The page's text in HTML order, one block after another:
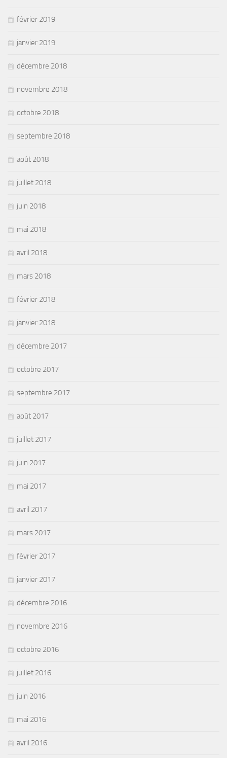
février 2019
janvier 2019
décembre 2018
novembre 2018
octobre 2018
septembre 2018
août 2018
juillet 2018
juin 2018
mai 2018
avril 2018
mars 2018
février 2018
janvier 2018
décembre 2017
octobre 2017
septembre 2017
août 2017
juillet 2017
juin 2017
mai 2017
avril 2017
mars 2017
février 2017
janvier 2017
décembre 2016
novembre 2016
octobre 2016
juillet 2016
juin 2016
mai 2016
avril 2016